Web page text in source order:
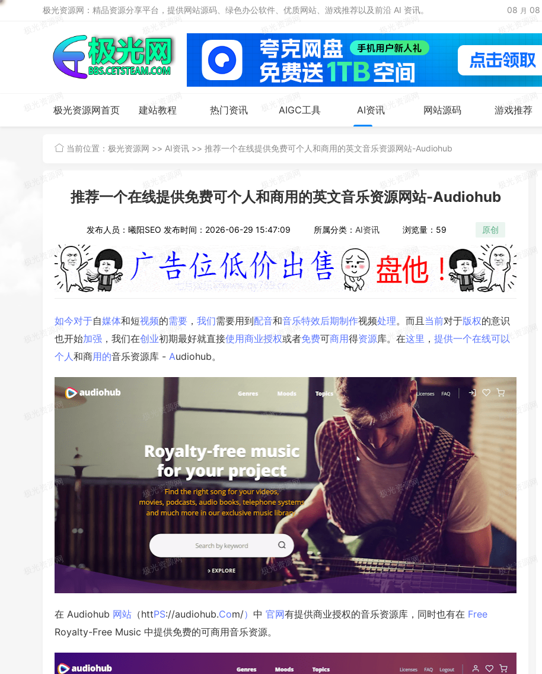
极光资源网：精品资源分享平台，提供网站源码、绿色办公软件、优质网站、游戏推荐以及前沿 AI 资讯。 08 月 08
极光资源网首页 建站教程 热门资讯 AIGC工具 AI资讯 网站源码 游戏推荐
当前位置： 极光资源网 >> AI资讯 >> 推荐一个在线提供免费可个人和商用的英文音乐资源网站-Audiohub
推荐一个在线提供免费可个人和商用的英文音乐资源网站-Audiohub
发布人员：曦阳SEO 发布时间：2026-06-29 15:47:09 所属分类： AI资讯 浏览量：59 原创
如今对于自媒体和短视频的需要 ， 我们需要用到配音和音乐特效后期制作视频处理。而且 当前对于版权的意识
也开始加强 ，我们在创业初期最好就直接使用商业授权或者免费可商用得资源库。在这里 ， 提供一个在线可以
个人和商用的音乐资源库 - Audiohub。
在 Audiohub 网站 （httPS://audiohub.Com/） 中 官网有提供商业授权的音乐资源库，同时也有在 Free
Royalty-Free Music 中提供免费的可商用音乐资源。